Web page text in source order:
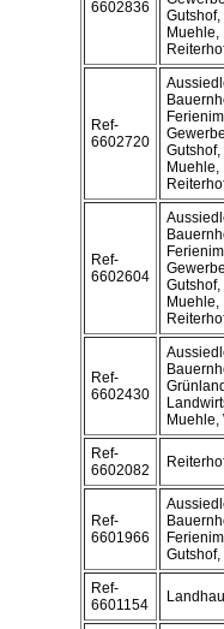
6602836
Ref-
6602720
Ref-
6602604
Ref-
6602430
Muehle,
Ref-
6602082
Ref-
6601966
Ref-
6601154